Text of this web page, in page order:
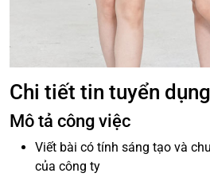
Chi tiết tin tuyển dụng
Mô tả công việc
Viết bài có tính sáng tạo và
của công ty